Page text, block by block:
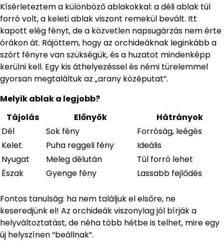
Kísérleteztem a különböző ablakokkal: a déli ablak túl
forró volt, a keleti ablak viszont remekül bevált. Itt
kapott elég fényt, de a közvetlen napsugárzás nem érte
órákon át. Rájöttem, hogy az orchideáknak leginkább a
szórt fényre van szükségük, és a huzatot mindenképp
kerülni kell. Egy kis áthelyezéssel és némi türelemmel
gyorsan megtaláltuk az „arany középutat”.
Melyik ablak a legjobb?
Tájolás
Előnyök
Hátrányok
Dél
Sok fény
Forróság, leégés
Kelet
Puha reggeli fény
Ideális
Nyugat
Meleg délután
Túl forró lehet
Észak
Gyenge fény Lassabb fejlődés
Fontos tanulság: ha nem találjuk el elsőre, ne
keseredjünk el! Az orchideák viszonylag jól bírják a
helyváltoztatást, de néha több hétbe is telhet, mire egy
új helyszínen “beállnak”.